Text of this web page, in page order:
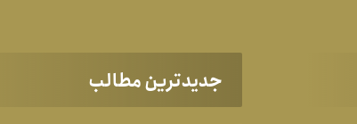
جدیدترین مطالب